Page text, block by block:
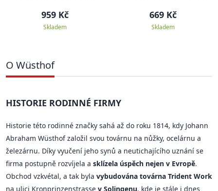
959 Kč
Skladem
669 Kč
Skladem
O Wüsthof
HISTORIE RODINNÉ FIRMY
Historie této rodinné značky sahá až do roku 1814, kdy Johann
Abraham Wüsthof založil svou továrnu na nůžky, ocelárnu a
železárnu. Díky vyučení jeho synů a neutichajícího uznání se
firma postupně rozvíjela a sklízela úspěch nejen v Evropě.
Obchod vzkvétal, a tak byla vybudována továrna Trident Work
na ulici Kronprinzenstrasse v Solingenu, kde je stále i dnes